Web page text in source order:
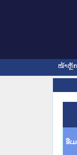
ໜ້າຫຼັກ
ອີເ